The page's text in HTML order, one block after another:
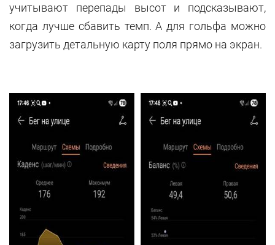
учитывают перепады высот и подсказывают,
когда лучше сбавить темп. А для гольфа можно
загрузить детальную карту поля прямо на экран.